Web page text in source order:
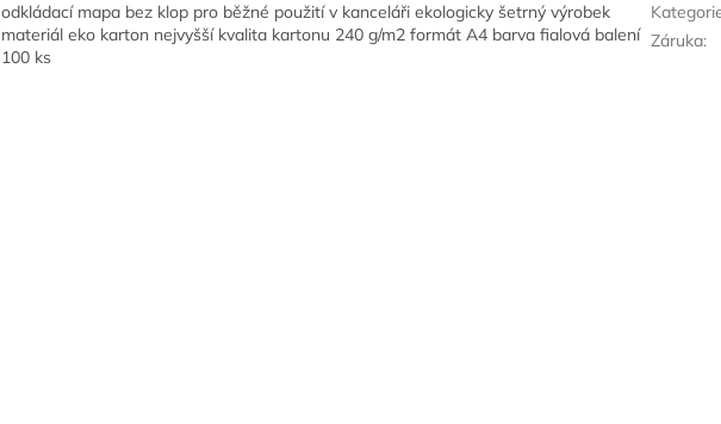
odkládací mapa bez klop pro běžné použití v kanceláři ekologicky šetrný výrobek
materiál eko karton nejvyšší kvalita kartonu 240 g/m2 formát A4 barva fialová balení
100 ks
Záruka: